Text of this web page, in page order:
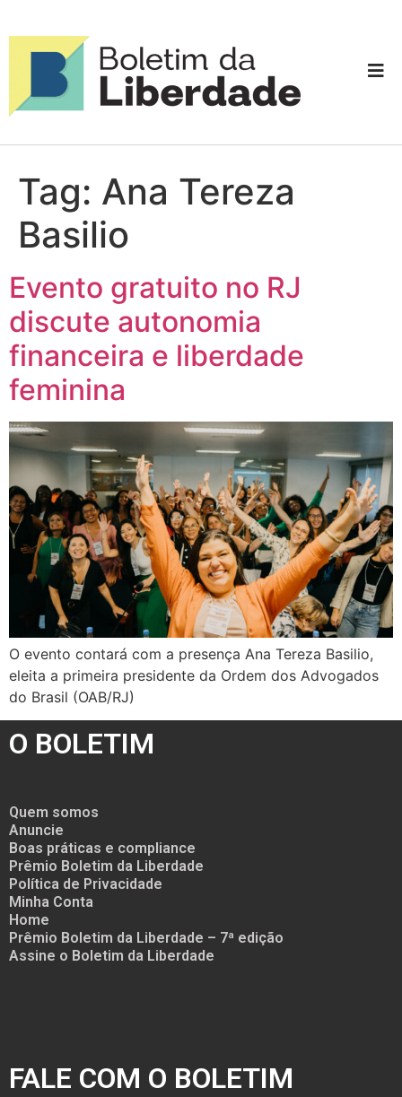
Tag: Ana Tereza
Basilio
Evento gratuito no RJ
discute autonomia
financeira e liberdade
feminina
O evento contará com a presença Ana Tereza Basilio,
eleita a primeira presidente da Ordem dos Advogados
do Brasil (OAB/RJ)
O BOLETIM
Quem somos
Anuncie
Boas práticas e compliance
Prêmio Boletim da Liberdade
Política de Privacidade
Minha Conta
Home
Prêmio Boletim da Liberdade – 7ª edição
Assine o Boletim da Liberdade
FALE COM O BOLETIM